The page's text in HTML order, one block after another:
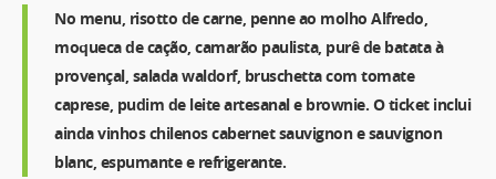
No menu, risotto de carne, penne ao molho Alfredo,
moqueca de cação, camarão paulista, purê de batata à
provençal, salada waldorf, bruschetta com tomate
caprese, pudim de leite artesanal e brownie. O ticket inclui
ainda vinhos chilenos cabernet sauvignon e sauvignon
blanc, espumante e refrigerante.